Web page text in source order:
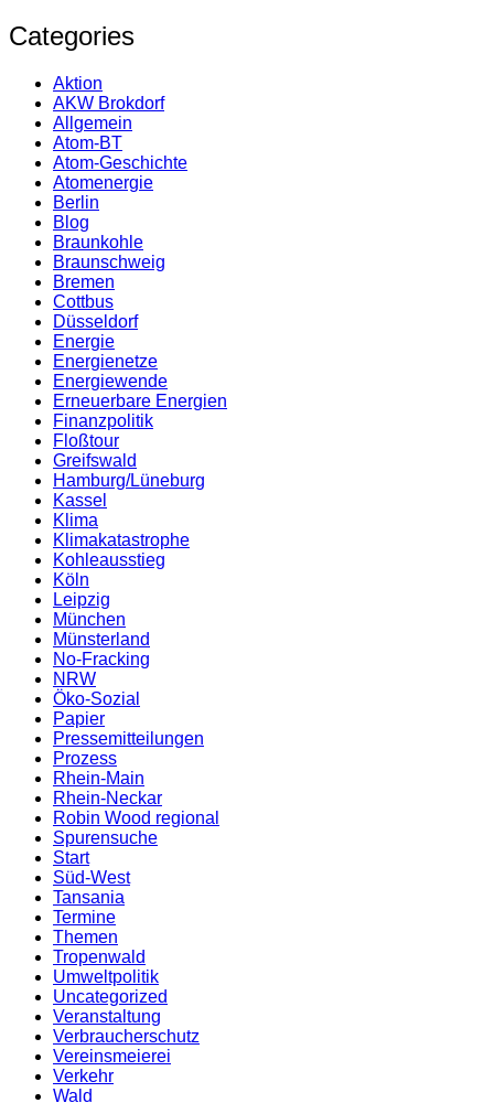
Categories
Aktion
AKW Brokdorf
Allgemein
Atom-BT
Atom-Geschichte
Atomenergie
Berlin
Blog
Braunkohle
Braunschweig
Bremen
Cottbus
Düsseldorf
Energie
Energienetze
Energiewende
Erneuerbare Energien
Finanzpolitik
Floßtour
Greifswald
Hamburg/Lüneburg
Kassel
Klima
Klimakatastrophe
Kohleausstieg
Köln
Leipzig
München
Münsterland
No-Fracking
NRW
Öko-Sozial
Papier
Pressemitteilungen
Prozess
Rhein-Main
Rhein-Neckar
Robin Wood regional
Spurensuche
Start
Süd-West
Tansania
Termine
Themen
Tropenwald
Umweltpolitik
Uncategorized
Veranstaltung
Verbraucherschutz
Vereinsmeierei
Verkehr
Wald